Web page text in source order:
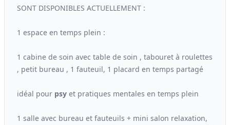
SONT DISPONIBLES ACTUELLEMENT :
1 espace en temps plein :
1 cabine de soin avec table de soin , tabouret à roulettes
, petit bureau , 1 fauteuil, 1 placard en temps partagé
idéal pour psy et pratiques mentales en temps plein
1 salle avec bureau et fauteuils + mini salon relaxation,